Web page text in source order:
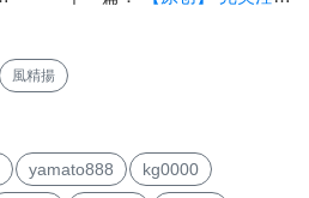
風精揚
yamato888 kg0000